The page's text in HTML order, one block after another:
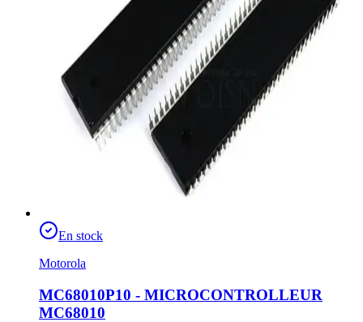
En stock
Motorola
MC68010P10 - MICROCONTROLLEUR
MC68010